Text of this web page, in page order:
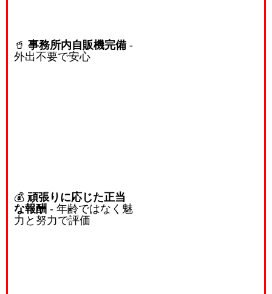
🥤 事務所内自販機完備-
外出不要で安心
💰 頑張りに応じた正当
な報酬 - 年齢ではなく魅
力と努力で評価